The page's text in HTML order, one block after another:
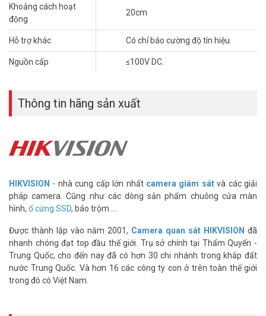
Khoảng cách hoạt
động
20cm
Hỗ trợ khác Có chỉ báo cường độ tín hiệu.
Nguồn cấp ≤100V DC.
Thông tin hãng sản xuất
HIKVISION - nhà cung cấp lớn nhất camera giám sátvà các giải
pháp camera. Cũng như các dòng sản phẩm chuông cửa màn
hình, ổ cứng SSD, báo trộm ...
Được thành lập vào năm 2001, Camera quan sát HIKVISION đã
nhanh chóng đạt top đầu thế giới. Trụ sở chính tại Thẩm Quyến -
Trung Quốc, cho đến nay đã có hơn 30 chi nhánh trong khắp đất
nước Trung Quốc. Và hơn 16 các công ty con ở trên toàn thế giới
trong đó có Việt Nam.